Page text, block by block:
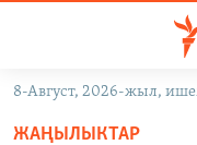
Навигацияга
өтүңүз
8-Август, 2026-жыл,
ЖАҢЫЛЫКТАР